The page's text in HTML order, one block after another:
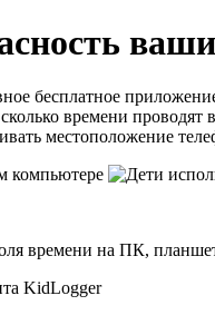
бесплатное
времени
местоположение
времени на ПК,